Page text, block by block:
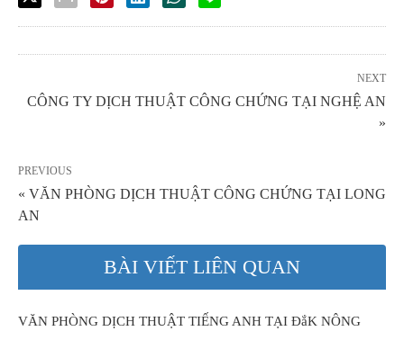
NEXT
CÔNG TY DỊCH THUẬT CÔNG CHỨNG TẠI NGHỆ AN
»
PREVIOUS
« VĂN PHÒNG DỊCH THUẬT CÔNG CHỨNG TẠI LONG
AN
BÀI VIẾT LIÊN QUAN
VĂN PHÒNG DỊCH THUẬT TIẾNG ANH TẠI ĐắK NÔNG